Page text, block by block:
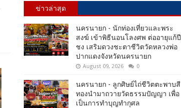
ข่าวล่าสุด
นครนายก - นักท่องเที่ยวและพระ
สงฆ์ เข้าพิธีนอนโลงศพ ต่ออายุแก้ปี
ชง เสริมดวงชะตาชีวิตวัดหลวงพ่อ
ปากแดงจังหวัดนครนายก
August 09, 2026 0
นครนายก - ลูกศิษย์ไถ่ชีวิตตะพาบสี
ทองนำมาถวายวัดธรรมปัญญา เพื่อ
เป็นการทำบุญทำกุศล